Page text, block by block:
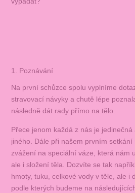
1. Poznávání
Na první schůzce spolu vyplníme
stravovací návyky a chutě lépe
následně dát rady přímo na tělo.
Přece jenom každá z nás je
jiného. Dále při našem prvním setkání
zvážení na speciální váze, která nám
ale i složení těla. Dozvíte se tak
hmoty, tuku, celkové vody v těle, ale i
podle kterých budeme na